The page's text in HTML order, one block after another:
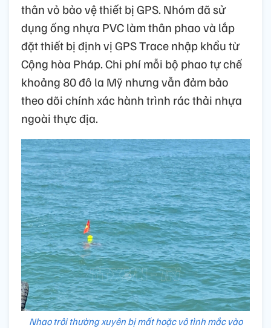
thân vỏ bảo vệ thiết bị GPS. Nhóm đã sử
dụng ống nhựa PVC làm thân phao và lắp
đặt thiết bị định vị GPS Trace nhập khẩu từ
Cộng hòa Pháp. Chi phí mỗi bộ phao tự chế
khoảng 80 đô la Mỹ nhưng vẫn đảm bảo
theo dõi chính xác hành trình rác thải nhựa
ngoài thực địa.
Nhao trôi thường xuyên bị mất hoặc vô tình mắc vào